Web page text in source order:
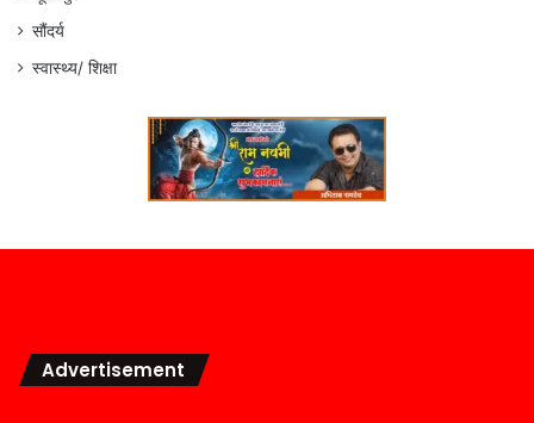
सौंदर्य
स्वास्थ्य/ शिक्षा
Advertisement